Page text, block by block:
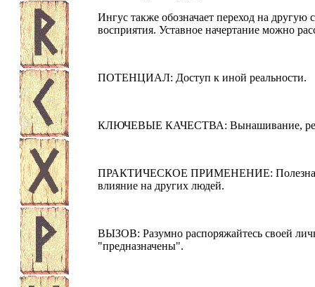
Ингус также обозначает переход на другую
восприятия. Уставное начертание можно
ПОТЕНЦИАЛ: Доступ к иной реальности.
КЛЮЧЕВЫЕ КАЧЕСТВА: Вынашивание,
ПРАКТИЧЕСКОЕ ПРИМЕНЕНИЕ: Полезна для
влияние на других людей.
ВЫЗОВ: Разумно распоряжайтесь своей
"предназначены".